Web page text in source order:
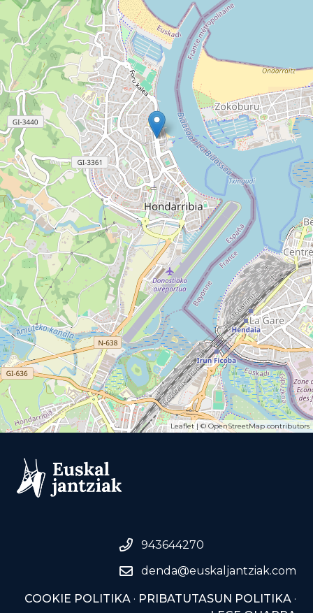
Leaflet| © OpenStreetMapcontributors
943644270
denda@euskaljantziak.com
COOKIE POLITIKA · PRIBATUTASUN POLITIKA ·